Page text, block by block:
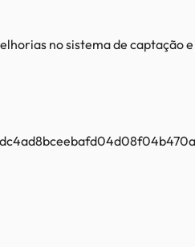
no sistema de captação e